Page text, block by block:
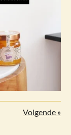
Volgende »